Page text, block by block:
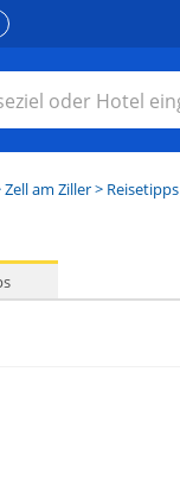
Zell am Ziller> Reisetipps